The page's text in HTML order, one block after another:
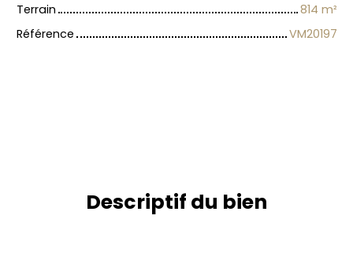
Terrain
814 m²
Référence
VM20197
Descriptif du bien